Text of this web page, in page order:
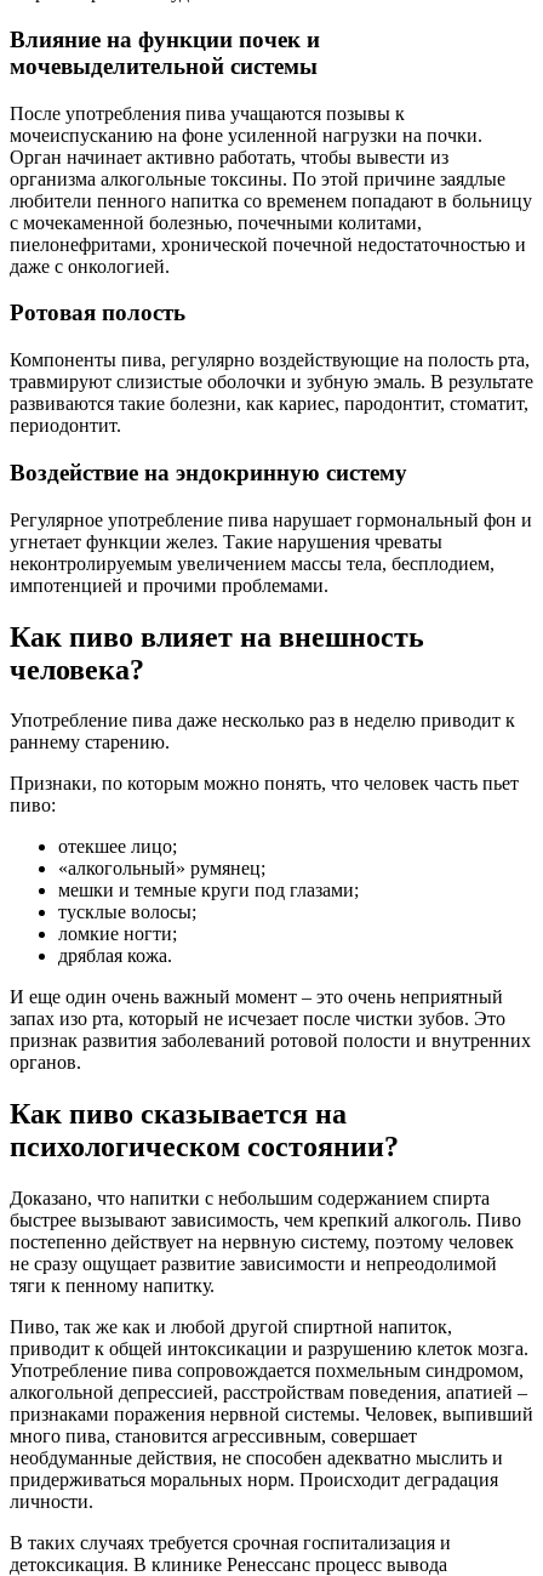
Влияние на функции почек и
мочевыделительной системы
После употребления пива учащаются позывы к
мочеиспусканию на фоне усиленной нагрузки на почки.
Орган начинает активно работать, чтобы вывести из
организма алкогольные токсины. По этой причине заядлые
любители пенного напитка со временем попадают в больницу
с мочекаменной болезнью, почечными колитами,
пиелонефритами, хронической почечной недостаточностью и
даже с онкологией.
Ротовая полость
Компоненты пива, регулярно воздействующие на полость рта,
травмируют слизистые оболочки и зубную эмаль. В результате
развиваются такие болезни, как кариес, пародонтит, стоматит,
периодонтит.
Воздействие на эндокринную систему
Регулярное употребление пива нарушает гормональный фон и
угнетает функции желез. Такие нарушения чреваты
неконтролируемым увеличением массы тела, бесплодием,
импотенцией и прочими проблемами.
Как пиво влияет на внешность
человека?
Употребление пива даже несколько раз в неделю приводит к
раннему старению.
Признаки, по которым можно понять, что человек часть пьет
пиво:
отекшее лицо;
«алкогольный» румянец;
мешки и темные круги под глазами;
тусклые волосы;
ломкие ногти;
дряблая кожа.
И еще один очень важный момент – это очень неприятный
запах изо рта, который не исчезает после чистки зубов. Это
признак развития заболеваний ротовой полости и внутренних
органов.
Как пиво сказывается на
психологическом состоянии?
Доказано, что напитки с небольшим содержанием спирта
быстрее вызывают зависимость, чем крепкий алкоголь. Пиво
постепенно действует на нервную систему, поэтому человек
не сразу ощущает развитие зависимости и непреодолимой
тяги к пенному напитку.
Пиво, так же как и любой другой спиртной напиток,
приводит к общей интоксикации и разрушению клеток мозга.
Употребление пива сопровождается похмельным синдромом,
алкогольной депрессией, расстройствам поведения, апатией –
признаками поражения нервной системы. Человек, выпивший
много пива, становится агрессивным, совершает
необдуманные действия, не способен адекватно мыслить и
придерживаться моральных норм. Происходит деградация
личности.
В таких случаях требуется срочная госпитализация и
детоксикация. В клинике Ренессанс процесс вывода